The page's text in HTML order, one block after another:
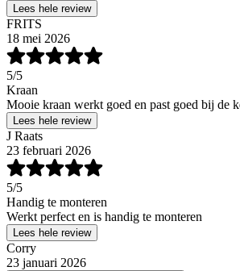
Lees hele review
FRITS
18 mei 2026
5/5
Kraan
Mooie kraan werkt goed en past goed bij de
Lees hele review
J Raats
23 februari 2026
5/5
Handig te monteren
Werkt perfect en is handig te monteren
Lees hele review
Corry
23 januari 2026